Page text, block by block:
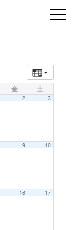
t
金 土
2 3
9 10
16 17